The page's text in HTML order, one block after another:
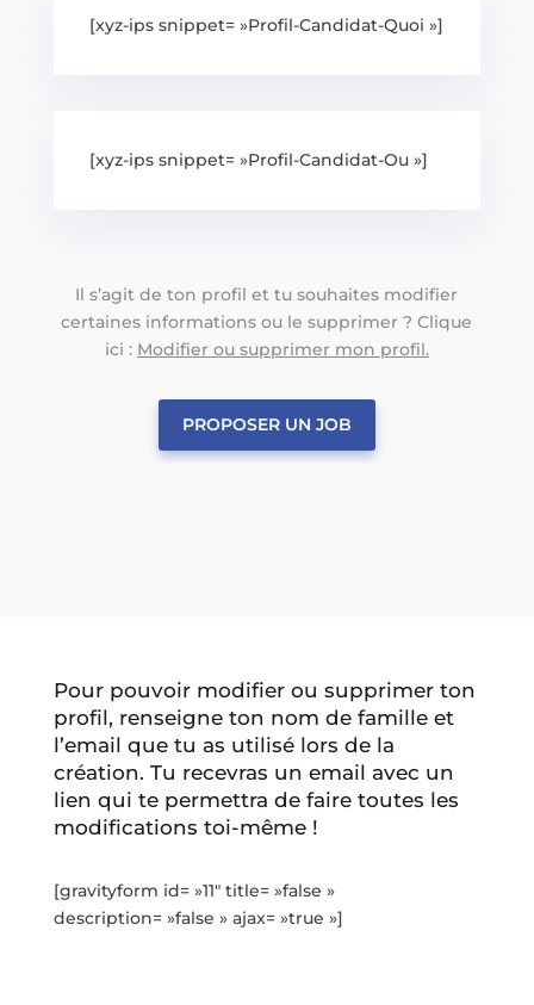
[xyz-ips snippet= »Profil-Candidat-Quoi »]
[xyz-ips snippet= »Profil-Candidat-Ou »]
Il s’agit de ton profil et tu souhaites modifier
certaines informations ou le supprimer ? Clique
ici : Modifier ou supprimer mon profil.
PROPOSER UN JOB
Pour pouvoir modifier ou supprimer ton
profil, renseigne ton nom de famille et
l’email que tu as utilisé lors de la
création. Tu recevras un email avec un
lien qui te permettra de faire toutes les
modifications toi-même !
[gravityform id= »11″ title= »false »
description= »false » ajax= »true »]